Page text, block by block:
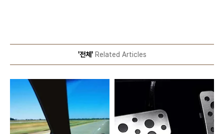
'전체'Related Articles